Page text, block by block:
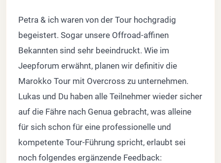
Petra & ich waren von der Tour hochgradig
begeistert. Sogar unsere Offroad-affinen
Bekannten sind sehr beeindruckt. Wie im
Jeepforum erwähnt, planen wir definitiv die
Marokko Tour mit Overcross zu unternehmen.
Lukas und Du haben alle Teilnehmer wieder sicher
auf die Fähre nach Genua gebracht, was alleine
für sich schon für eine professionelle und
kompetente Tour-Führung spricht, erlaubt sei
noch folgendes ergänzende Feedback: